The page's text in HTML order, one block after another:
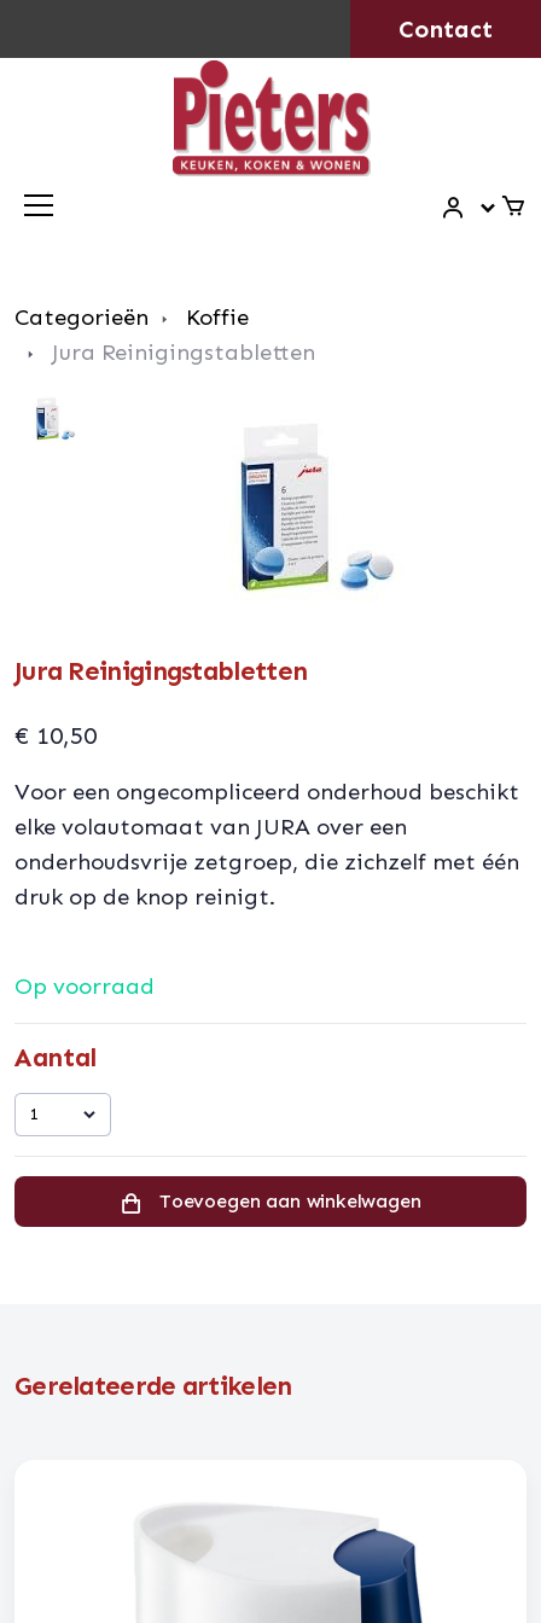
Contact
Categorieën
Koffie
Jura Reinigingstabletten
Jura Reinigingstabletten
€ 10,50
Voor een ongecompliceerd onderhoud beschikt
elke volautomaat van JURA over een
onderhoudsvrije zetgroep, die zichzelf met één
druk op de knop reinigt.
Op voorraad
Aantal
1
Toevoegen aan winkelwagen
Gerelateerde artikelen